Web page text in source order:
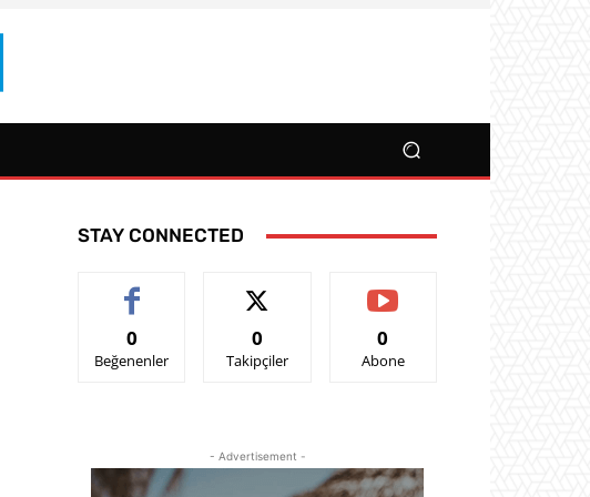
STAY CONNECTED
0
Beğenenler
0
Takipçiler
0
Abone
- Advertisement -